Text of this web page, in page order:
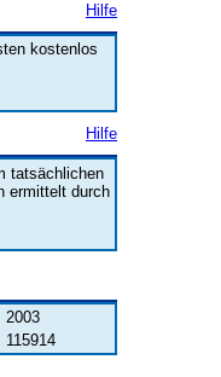
Hilfe
kostenlos
Hilfe
tatsächlichen
ermittelt durch
2003
115914